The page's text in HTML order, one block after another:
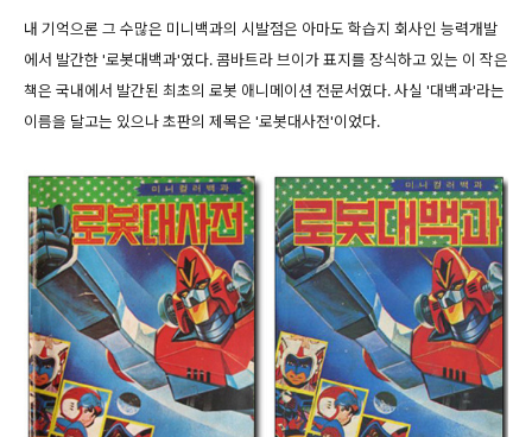
내 기억으론 그 수많은 미니백과의 시발점은 아마도 학습지 회사인 능력개발
에서 발간한 '로봇대백과'였다. 콤바트라 브이가 표지를 장식하고 있는 이 작은
책은 국내에서 발간된 최초의 로봇 애니메이션 전문서였다. 사실 '대백과'라는
이름을 달고는 있으나 초판의 제목은 '로봇대사전'이었다.